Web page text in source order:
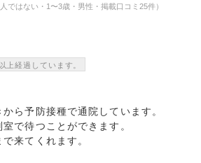
ではない・1〜3歳・男性・掲載口コミ25件）
上経過しています。
ら予防接種で通院しています。
で待つことができます。
来てくれます。